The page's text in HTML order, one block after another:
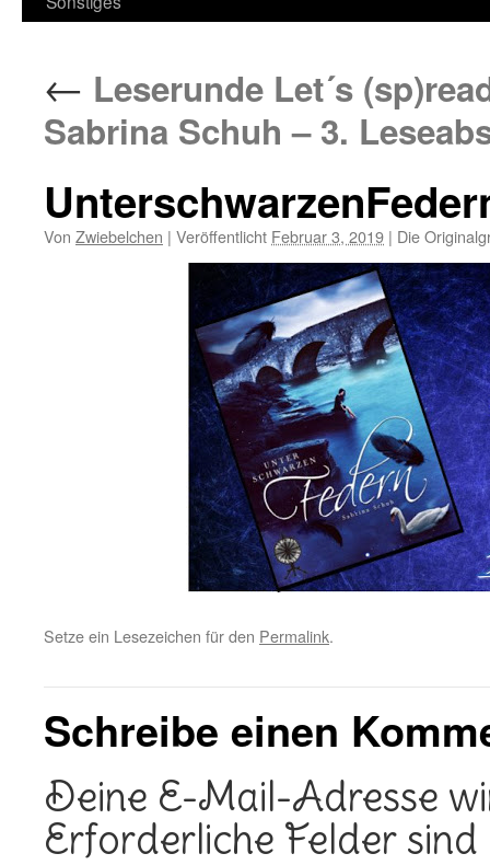
← Leserunde Let´s
Sabrina Schuh – 3.
Von Zwiebelchen | Veröffentlicht Februar 3, 2019 | Die
Setze ein Lesezeichen für den Permalink.
Schreibe einen
Deine E-Mail-Adresse
Erforderliche Felder